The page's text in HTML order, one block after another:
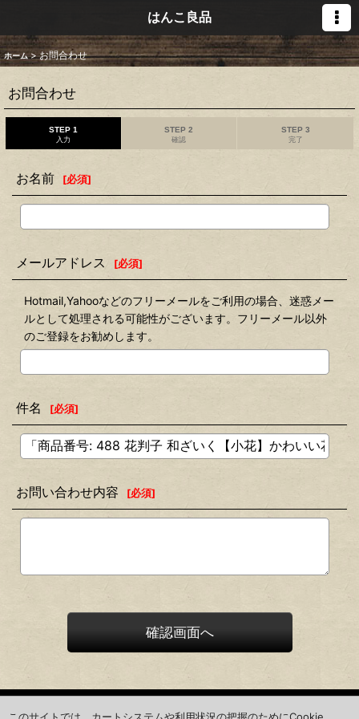
はんこ良品
ホーム > お問合わせ
お問合わせ
STEP 1
入力
STEP 2
確認
STEP 3
完了
お名前 [必須]
メールアドレス [必須]
Hotmail,Yahooなどのフリーメールをご利用の場合、迷惑メー
ルとして処理される可能性がございます。フリーメール以外
のご登録をお勧めします。
件名 [必須]
お問い合わせ内容 [必須]
確認画面へ